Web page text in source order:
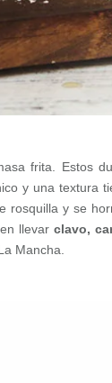
frita. Estos
y una textura
rosquilla y se
llevar clavo,
Mancha.